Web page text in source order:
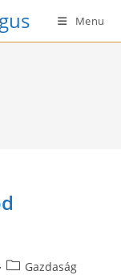
Menu
PostGazdaság